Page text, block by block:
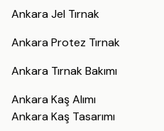
Ankara Jel Tırnak
Ankara Protez Tırnak
Ankara Tırnak Bakımı
Ankara Kaş Alımı
Ankara Kaş Tasarımı